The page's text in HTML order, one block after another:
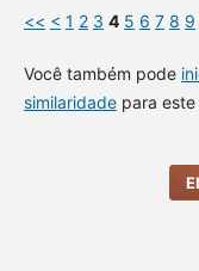
<< < 1 2 3 4 5 6 7 8 9
Você também pode
similaridadepara este